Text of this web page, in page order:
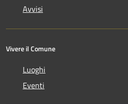
Avvisi
Vivere il Comune
Luoghi
Eventi